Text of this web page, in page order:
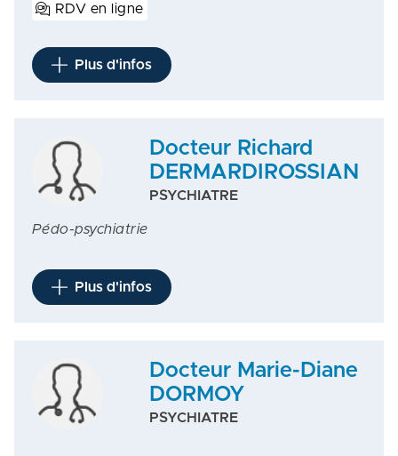
RDV en ligne
Plus d'infos
Docteur Richard
DERMARDIROSSIAN
PSYCHIATRE
Pédo-psychiatrie
Plus d'infos
Docteur Marie-Diane
DORMOY
PSYCHIATRE